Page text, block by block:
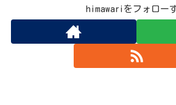
himawariをフォロー